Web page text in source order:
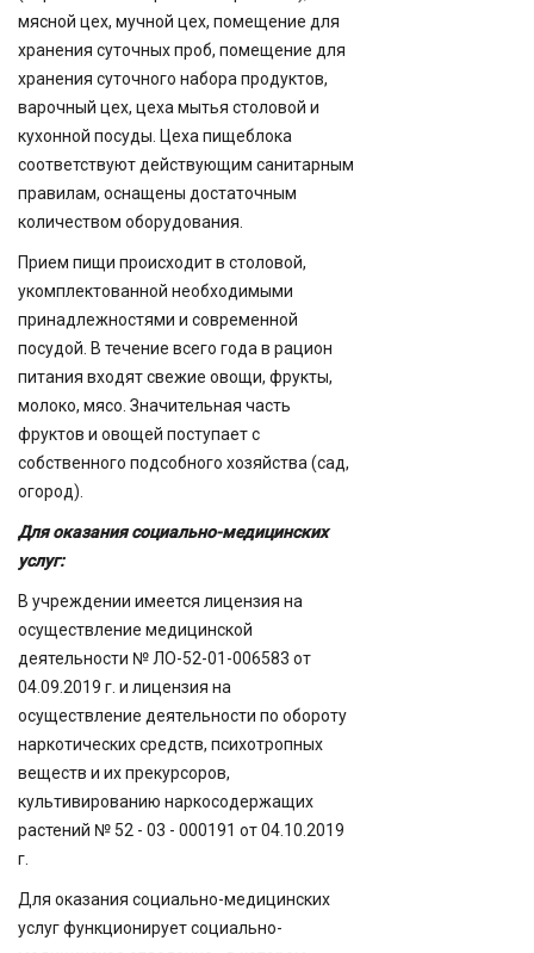
мясной цех, мучной цех, помещение для
хранения суточных проб, помещение для
хранения суточного набора продуктов,
варочный цех, цеха мытья столовой и
кухонной посуды. Цеха пищеблока
соответствуют действующим санитарным
правилам, оснащены достаточным
количеством оборудования.
Прием пищи происходит в столовой,
укомплектованной необходимыми
принадлежностями и современной
посудой. В течение всего года в рацион
питания входят свежие овощи, фрукты,
молоко, мясо. Значительная часть
фруктов и овощей поступает с
собственного подсобного хозяйства (сад,
огород).
Для оказания социально-медицинских
услуг:
В учреждении имеется лицензия на
осуществление медицинской
деятельности № ЛО-52-01-006583 от
04.09.2019 г. и лицензия на
осуществление деятельности по обороту
наркотических средств, психотропных
веществ и их прекурсоров,
культивированию наркосодержащих
растений № 52 - 03 - 000191 от 04.10.2019
г.
Для оказания социально-медицинских
услуг функционирует социально-